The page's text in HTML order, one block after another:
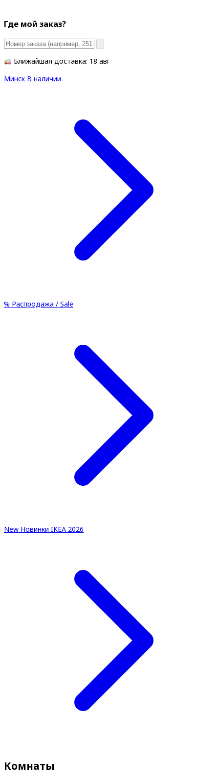
Где мой заказ?
Ближайшая доставка: 18 авг
Минск В наличии
% Распродажа / Sale
New Новинки IKEA 2026
Комнаты